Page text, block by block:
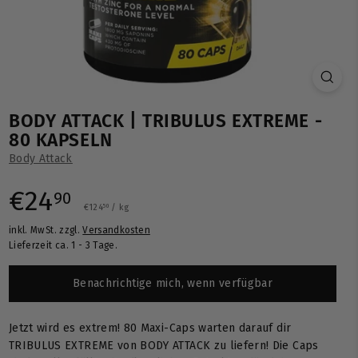
BODY ATTACK | TRIBULUS EXTREME -
80 KAPSELN
Body Attack
Normaler
Preis
€2490 €24,90
€12450 €124,50
/ kg
inkl. MwSt. zzgl.Versandkosten
Lieferzeit ca. 1 - 3 Tage.
Benachrichtige mich, wenn verfügbar
Jetzt wird es extrem! 80 Maxi-Caps warten darauf dir
TRIBULUS EXTREME von BODY ATTACK zu liefern! Die Caps